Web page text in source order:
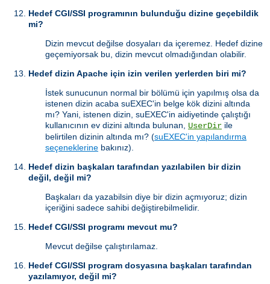
Hedef CGI/SSI programının bulunduğu dizine geçebildik
mi?
Dizin mevcut değilse dosyaları da içeremez. Hedef dizine
geçemiyorsak bu, dizin mevcut olmadığından olabilir.
Hedef dizin Apache için izin verilen yerlerden biri mi?
İstek sunucunun normal bir bölümü için yapılmış olsa da
istenen dizin acaba suEXEC'in belge kök dizini altında
mı? Yani, istenen dizin, suEXEC'in aidiyetinde çalıştığı
kullanıcının ev dizini altında bulunan, UserDir ile
belirtilen dizinin altında mı? (suEXEC'in yapılandırma
seçeneklerine bakınız).
Hedef dizin başkaları tarafından yazılabilen bir dizin
değil, değil mi?
Başkaları da yazabilsin diye bir dizin açmıyoruz; dizin
içeriğini sadece sahibi değiştirebilmelidir.
Hedef CGI/SSI programı mevcut mu?
Mevcut değilse çalıştırılamaz.
Hedef CGI/SSI program dosyasına başkaları tarafından
yazılamıyor, değil mi?